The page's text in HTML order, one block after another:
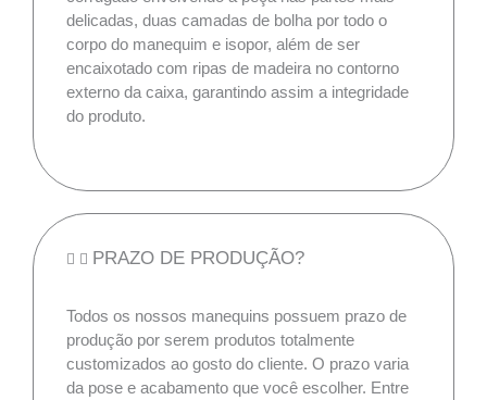
delicadas, duas camadas de bolha por todo o
corpo do manequim e isopor, além de ser
encaixotado com ripas de madeira no contorno
externo da caixa, garantindo assim a integridade
do produto.
PRAZO DE PRODUÇÃO?
Todos os nossos manequins possuem prazo de
produção por serem produtos totalmente
customizados ao gosto do cliente. O prazo varia
da pose e acabamento que você escolher. Entre